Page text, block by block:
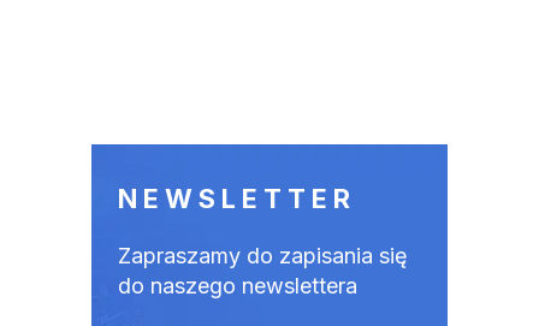
NEWSLETTER
Zapraszamy do zapisania się
do naszego newslettera